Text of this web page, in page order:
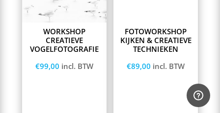
WORKSHOP
CREATIEVE
VOGELFOTOGRAFIE
€99,00 incl. BTW
FOTOWORKSHOP
KIJKEN & CREATIEVE
TECHNIEKEN
€89,00 incl. BTW